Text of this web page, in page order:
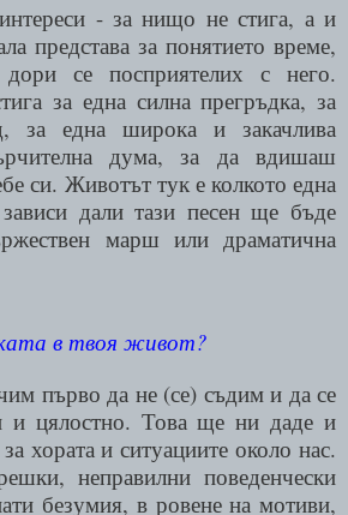
- за нищо не стига, а и
представа за понятието време,
се посприятелих с него.
за една силна прегръдка, за
за една широка и закачлива
дума, за да вдишаш
си. Животът тук е колкото една
дали тази песен ще бъде
марш или драматична
в твоя живот?
първо да не (се) съдим и да се
и цялостно. Това ще ни даде и
хората и ситуациите около нас.
неправилни поведенчески
безумия, в ровене на мотиви,